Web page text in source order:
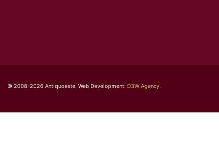
© 2008-2026 Antiquoeste. Web Development: D3W Agency.